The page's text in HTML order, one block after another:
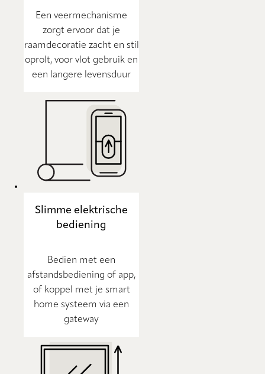
Een veermechanisme
zorgt ervoor dat je
raamdecoratie zacht en stil
oprolt, voor vlot gebruik en
een langere levensduur
Slimme elektrische
bediening
Bedien met een
afstandsbediening of app,
of koppel met je smart
home systeem via een
gateway